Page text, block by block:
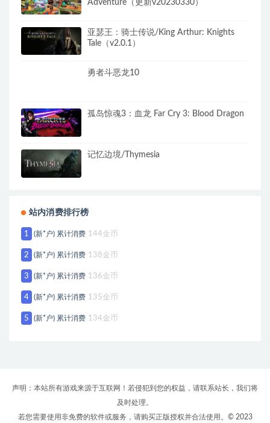
Adventure（更新v20230330）
亚瑟王：骑士传说/King Arthur: Knights
Tale（v2.0.1）
勇者斗恶龙10
孤岛惊魂3：血龙 Far Cry 3: Blood Dragon
记忆边境/Thymesia
站内消费排行榜
1 (新*户) 累计消费 144金币
2 (新*户) 累计消费 138金币
3 (新*户) 累计消费 136金币
4 (新*户) 累计消费 135金币
5 (新*户) 累计消费 134金币
声明：本站所有游戏来源于互联网！若侵犯到您的权益，请联系站长，我们将
及时处理。
若您需要使用非免费的软件或服务，请购买正版授权并合法使用。© 2023